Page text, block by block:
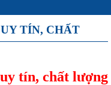
TÍN, CHẤT
tín, chất lượng